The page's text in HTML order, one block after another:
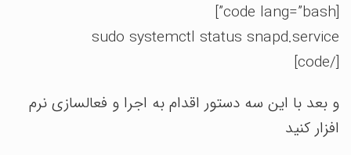
[code lang=”bash”]
sudo systemctl status snapd.service
[/code]
و بعد با این سه دستور اقدام به اجرا و فعالسازی نرم
افزار کنید